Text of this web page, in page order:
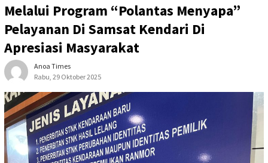
Melalui Program “Polantas Menyapa”
Pelayanan Di Samsat Kendari Di
Apresiasi Masyarakat
Anoa Times
Rabu, 29 Oktober 2025